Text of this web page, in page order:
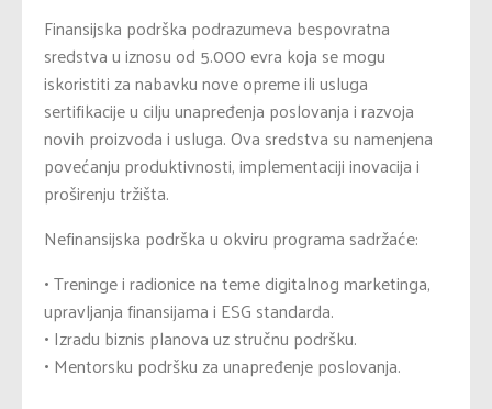
Finansijska podrška podrazumeva bespovratna
sredstva u iznosu od 5.000 evra koja se mogu
iskoristiti za nabavku nove opreme ili usluga
sertifikacije u cilju unapređenja poslovanja i razvoja
novih proizvoda i usluga. Ova sredstva su namenjena
povećanju produktivnosti, implementaciji inovacija i
proširenju tržišta.
Nefinansijska podrška u okviru programa sadržaće:
•Treninge i radionice na teme digitalnog marketinga,
upravljanja finansijama i ESG standarda.
• Izradu biznis planova uz stručnu podršku.
• Mentorsku podršku za unapređenje poslovanja.